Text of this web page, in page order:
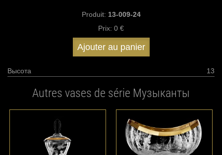
Produit: 13-009-24
Prix: 0 €
Ajouter au panier
Высота 13
Autres vases de série Музыканты